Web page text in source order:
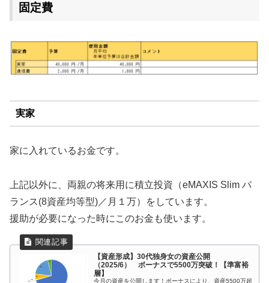
固定費
実家
家に入れているお金です。
上記以外に、両親の将来用に積立投資（eMAXIS Slim バ
ランス(8資産均等型)／月１万）をしています。
援助が必要になった時にこのお金も使います。
【資産形成】30代独身女の資産公開
（2025/6） ボーナスで5500万突破！【準富裕
層】
今月の資産を公開します！ボーナスにより、資産5500万超